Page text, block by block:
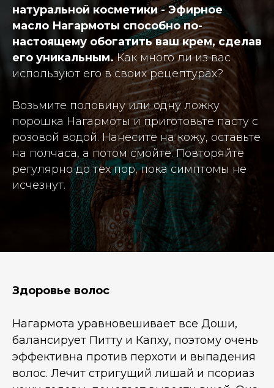
натуральной косметики - Эфирное
масло Нагармоты способно по-
настоящему обогатить ваш крем, сделав
его уникальным.Как много ли из вас
используют его в своих рецептурах?
Возьмите половину или одну ложку
порошка Нагармоты и приготовьте пасту с
розовой водой. Нанесите на кожу, оставьте
на полчаса, а потом смойте. Повторяйте
регулярно до тех пор, пока симптомы не
исчезнут.
Здоровье волос
Нагармота уравновешивает все Доши,
балансирует Питту и Капху, поэтому очень
эффективна против перхоти и выпадения
волос. Лечит стригущий лишай и псориаз